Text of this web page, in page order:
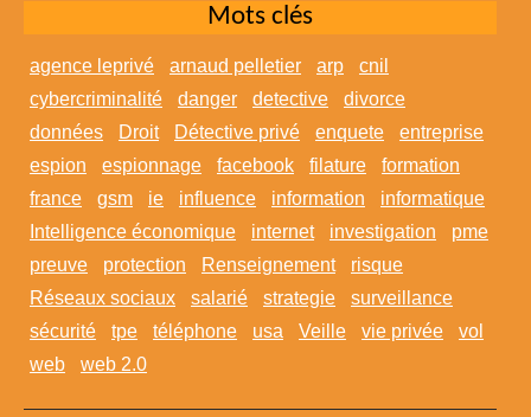
Mots clés
agence leprivé arnaud pelletier arp
cnil
cybercriminalité
danger detective
divorce
données
Droit Détective privé enquete
entreprise
espion
espionnage facebook filature
formation
france
gsm ie influence information
informatique
Intelligence économique
internet investigation
pme
preuve
protection Renseignement
risque
Réseaux sociaux
salarié strategie
surveillance
sécurité
tpe téléphone usa Veille vie privée
vol
web
web 2.0